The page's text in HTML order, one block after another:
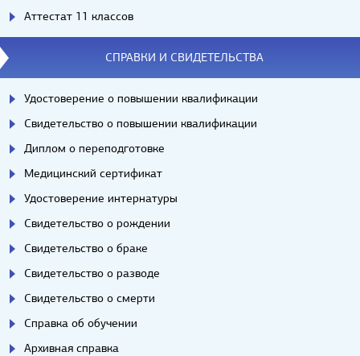
Аттестат 11 классов
СПРАВКИ И СВИДЕТЕЛЬСТВА
Удостоверение о повышении квалификации
Свидетельство о повышении квалификации
Диплом о переподготовке
Медицинский сертификат
Удостоверение интернатуры
Свидетельство о рождении
Свидетельство о браке
Свидетельство о разводе
Свидетельство о смерти
Справка об обучении
Архивная справка